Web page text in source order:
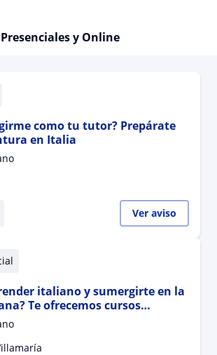
Presenciales y Online
como tu tutor? Prepárate
en Italia
Ver aviso
italiano y sumergirte en la
Te ofrecemos cursos